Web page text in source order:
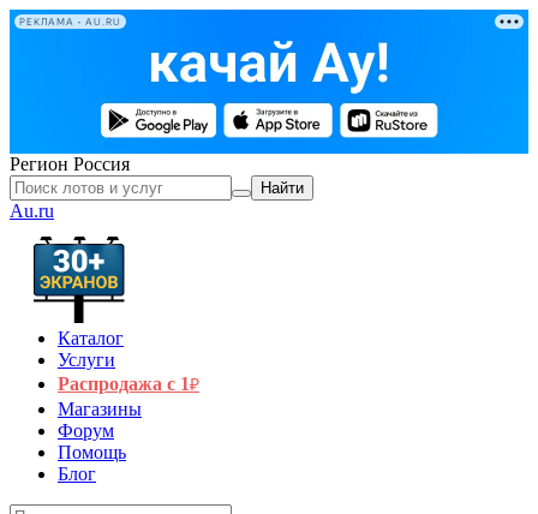
РЕКЛАМА • AU.RU
Регион Россия
Найти
Au.ru
Каталог
Услуги
Распродажа с 1₽
Магазины
Форум
Помощь
Блог